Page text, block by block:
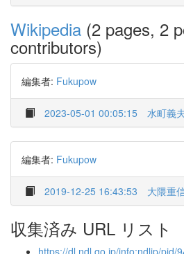
Wikipedia (2 pages, 2
contributors)
編集者: Fukupow
2023-05-01 00:05:15 水町義
編集者: Fukupow
2019-12-25 16:43:53 大隈重
収集済み URL リスト
https://dl.ndl.go.jp/info:ndljp/pid/